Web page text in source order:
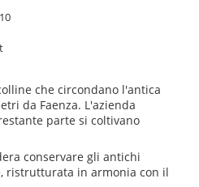
che circondano l'antica
da Faenza. L'azienda
parte si coltivano
conservare gli antichi
ristrutturata in armonia con il